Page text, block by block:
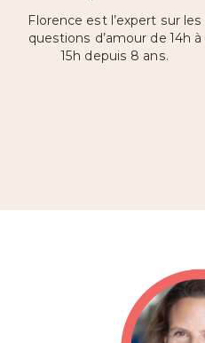
Florence est l’expert sur les
questions d’amour de 14h à
15h depuis 8 ans.